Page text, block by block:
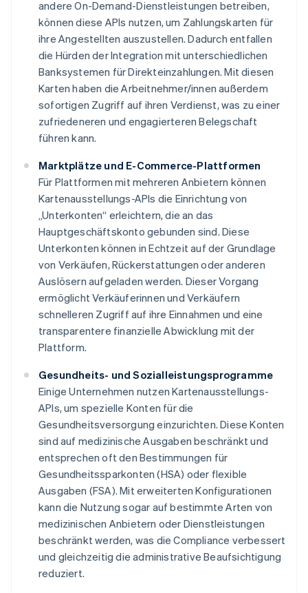
andere On-Demand-Dienstleistungen betreiben,
können diese APIs nutzen, um Zahlungskarten für
ihre Angestellten auszustellen. Dadurch entfallen
die Hürden der Integration mit unterschiedlichen
Banksystemen für Direkteinzahlungen. Mit diesen
Karten haben die Arbeitnehmer/innen außerdem
sofortigen Zugriff auf ihren Verdienst, was zu einer
zufriedeneren und engagierteren Belegschaft
führen kann.
Marktplätze und E-Commerce-Plattformen
Für Plattformen mit mehreren Anbietern können
Kartenausstellungs-APIs die Einrichtung von
„Unterkonten“ erleichtern, die an das
Hauptgeschäftskonto gebunden sind. Diese
Unterkonten können in Echtzeit auf der Grundlage
von Verkäufen, Rückerstattungen oder anderen
Auslösern aufgeladen werden. Dieser Vorgang
ermöglicht Verkäuferinnen und Verkäufern
schnelleren Zugriff auf ihre Einnahmen und eine
transparentere finanzielle Abwicklung mit der
Plattform.
Gesundheits- und Sozialleistungsprogramme
Einige Unternehmen nutzen Kartenausstellungs-
APIs, um spezielle Konten für die
Gesundheitsversorgung einzurichten. Diese Konten
sind auf medizinische Ausgaben beschränkt und
entsprechen oft den Bestimmungen für
Gesundheitssparkonten (HSA) oder flexible
Ausgaben (FSA). Mit erweiterten Konfigurationen
kann die Nutzung sogar auf bestimmte Arten von
medizinischen Anbietern oder Dienstleistungen
beschränkt werden, was die Compliance verbessert
und gleichzeitig die administrative Beaufsichtigung
reduziert.